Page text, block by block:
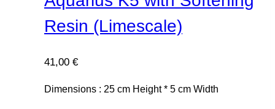
Resin (Limescale)
41,00 €
Dimensions : 25 cm Height * 5 cm Width